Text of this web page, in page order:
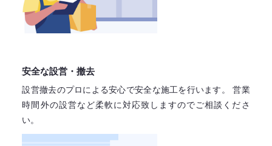
安全な設営・撤去
設営撤去のプロによる安心で安全な施工を行います。
営業
時間外の設営など柔軟に対応致しますのでご相談くださ
い。